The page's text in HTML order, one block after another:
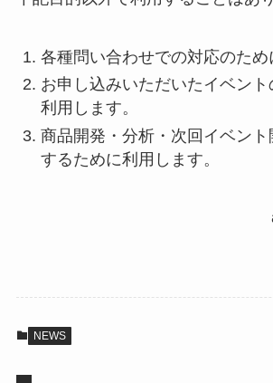
各種問い合わせでの対応のため
お申し込みいただいたイベン
利用します。
商品開発・分析・次回イベント
するために利用します。
NEWS